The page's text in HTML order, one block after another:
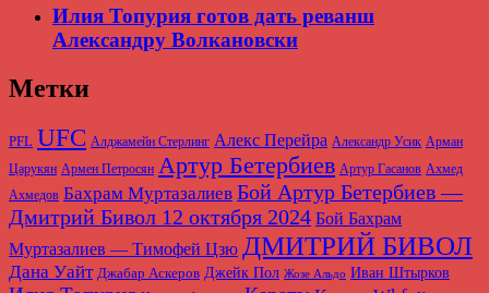
Илия Топурия готов дать реванш
Александру Волкановски
Метки
PFL UFC Алджамейн Стерлинг Алекс Перейра Александр Усик Арман
Царукян Армен Петросян Артур Бетербиев Артур Гасанов Ахмед
Ахмедов Бахрам Муртазалиев Бой Артур Бетербиев —
Дмитрий Бивол 12 октября 2024 Бой Бахрам
Муртазалиев — Тимофей Цзю ДМИТРИЙ БИВОЛ
Дана Уайт Джабар Аскеров Джейк Пол Жозе Альдо Иван Штырков